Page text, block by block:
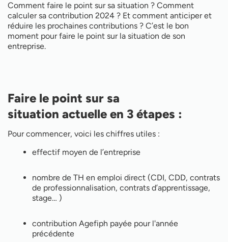
Comment faire le point sur sa situation ? Comment
calculer sa contribution 2024 ? Et comment anticiper et
réduire les prochaines contributions ? C’est le bon
moment pour faire le point sur la situation de son
entreprise.
Faire le point sur sa
situation actuelle en 3 étapes :
Pour commencer, voici les chiffres utiles :
effectif moyen de l’entreprise
nombre de TH en emploi direct (CDI, CDD, contrats
de professionnalisation, contrats d’apprentissage,
stage… )
contribution Agefiph payée pour l'année
précédente